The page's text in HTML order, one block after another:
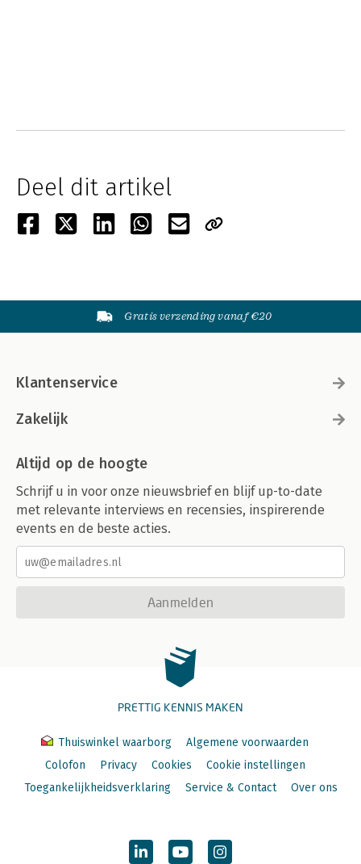
Deel dit artikel
Gratis verzending vanaf €20
Klantenservice
Zakelijk
Altijd op de hoogte
Schrijf u in voor onze nieuwsbrief en blijf up-to-date
met relevante interviews en recensies, inspirerende
events en de beste acties.
Aanmelden
PRETTIG KENNIS MAKEN
Thuiswinkel waarborg
Algemene voorwaarden
Colofon
Privacy Cookies
Cookie instellingen
Toegankelijkheidsverklaring
Service & Contact Over ons